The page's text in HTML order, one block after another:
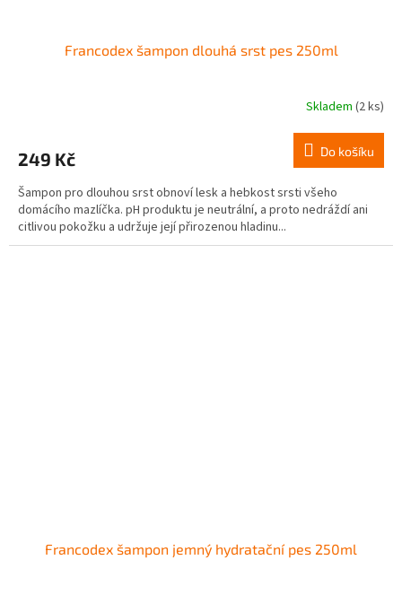
Francodex šampon dlouhá srst pes 250ml
Skladem (2 ks)
249 Kč Do košíku
Šampon pro dlouhou srst obnoví lesk a hebkost srsti všeho
domácího mazlíčka. pH produktu je neutrální, a proto nedráždí ani
citlivou pokožku a udržuje její přirozenou hladinu...
Francodex šampon jemný hydratační pes 250ml